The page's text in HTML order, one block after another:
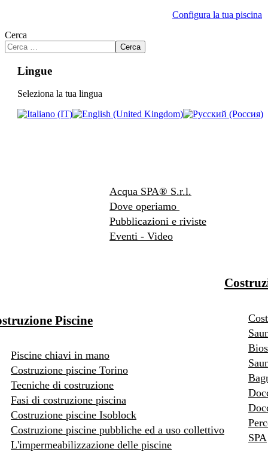
Configura la tua piscina
Cerca
Cerca
Lingue
Seleziona la tua lingua
Acqua SPA® S.r.l.
Dove operiamo
Pubblicazioni e riviste
Eventi - Video
Piscine
Piscine chiavi in mano
Costruzione piscine Torino
Tecniche di costruzione
Fasi di costruzione piscina
Costruzione piscine Isoblock
Costruzione piscine pubbliche ed a uso collettivo
L'impermeabilizzazione delle piscine
SPA